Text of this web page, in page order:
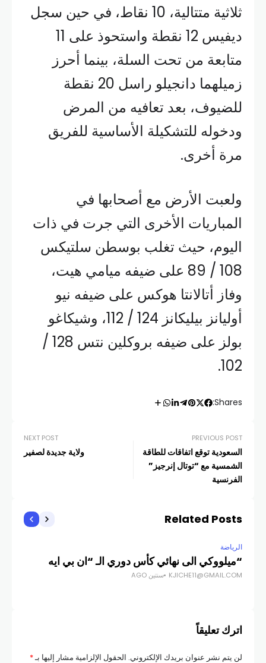
ثلاثية متتالية، 10 نقاط، في حين سجل
ديفيس 12 نقطة واستحوذ على 11
متابعة من تحت السلة، بينما أحرز
زميلهما دانجيلو راسل 20 نقطة
للضيوف، بعد تعافيه من المرض
ودخوله للتشكيلة الأساسية للفريق
مرة أخرى.
ولعبت الأرض مع أصحابها في
المباريات الأخرى التي جرت في ذات
اليوم، حيث تغلب بوسطن سلتيكس
108 / 89 على ضيفه ميامي هيت،
وفاز أتالانتا هوكس على ضيفه نيو
أوليانز بيليكانز 124 / 112، وشيكاغو
بولز على ضيفه بروكلين نتس 128 /
102.
Shares:
PREVIOUS POST
السعودية توقع اتفاقات للطاقة
الشمسية مع “توتال إنرجيز”
الفرنسية
NEXT POST
ولاية جديدة لصفير
Related Posts
الرياضة
“ميلووكي الى نهائي كأس دوري الـ “ان بي ايه
KJICHE11@GMAIL.COM سنتين AGO
اترك تعليقاً
لن يتم نشر عنوان بريدك الإلكتروني. الحقول الإلزامية مشار إليها بـ*